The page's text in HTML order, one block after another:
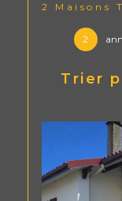
2 Maisons
2
Trier